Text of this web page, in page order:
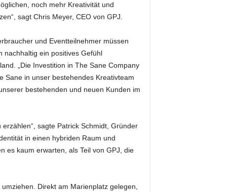
noch mehr Kreativität und
sagt Chris Meyer, CEO von GPJ.
und Eventteilnehmer müssen
nachhaltig ein positives Gefühl
„Die Investition in The Sane Company
Sane in unser bestehendes Kreativteam
bestehenden und neuen Kunden im
erzählen“, sagte Patrick Schmidt, Gründer
in einen hybriden Raum und
es kaum erwarten, als Teil von GPJ, die
Direkt am Marienplatz gelegen,